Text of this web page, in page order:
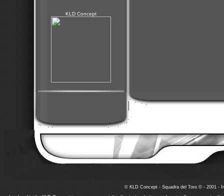
KLD Concept
© KLD Concept - Squadra del Toro © - 2001 -